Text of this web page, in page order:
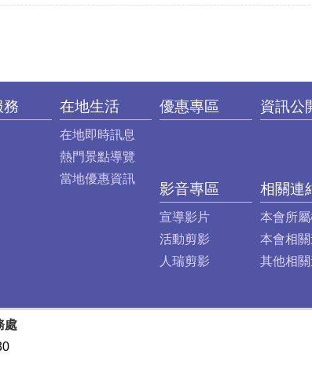
務 在地生活
在地即時訊息
熱門景點導覽
當地優惠資訊
優惠專區 資訊公
影音專區
宣導影片
活動剪影
人瑞剪影
相關連
本會所
本會相
其他相
處